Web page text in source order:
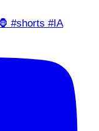
#shorts #IA